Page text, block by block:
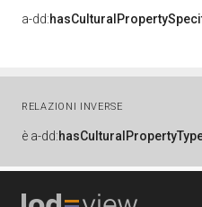
a-dd:
RELAZIONI INVERSE
è a-dd: